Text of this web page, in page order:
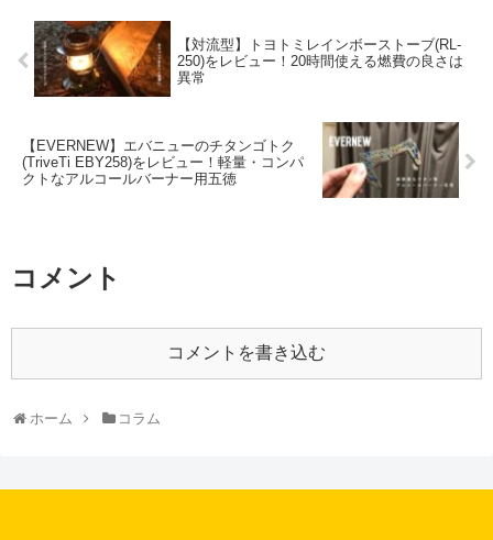
【対流型】トヨトミレインボーストーブ(RL-
250)をレビュー！20時間使える燃費の良さは
異常
【EVERNEW】エバニューのチタンゴトク
(TriveTi EBY258)をレビュー！軽量・コンパ
クトなアルコールバーナー用五徳
コメント
コメントを書き込む
ホーム コラム